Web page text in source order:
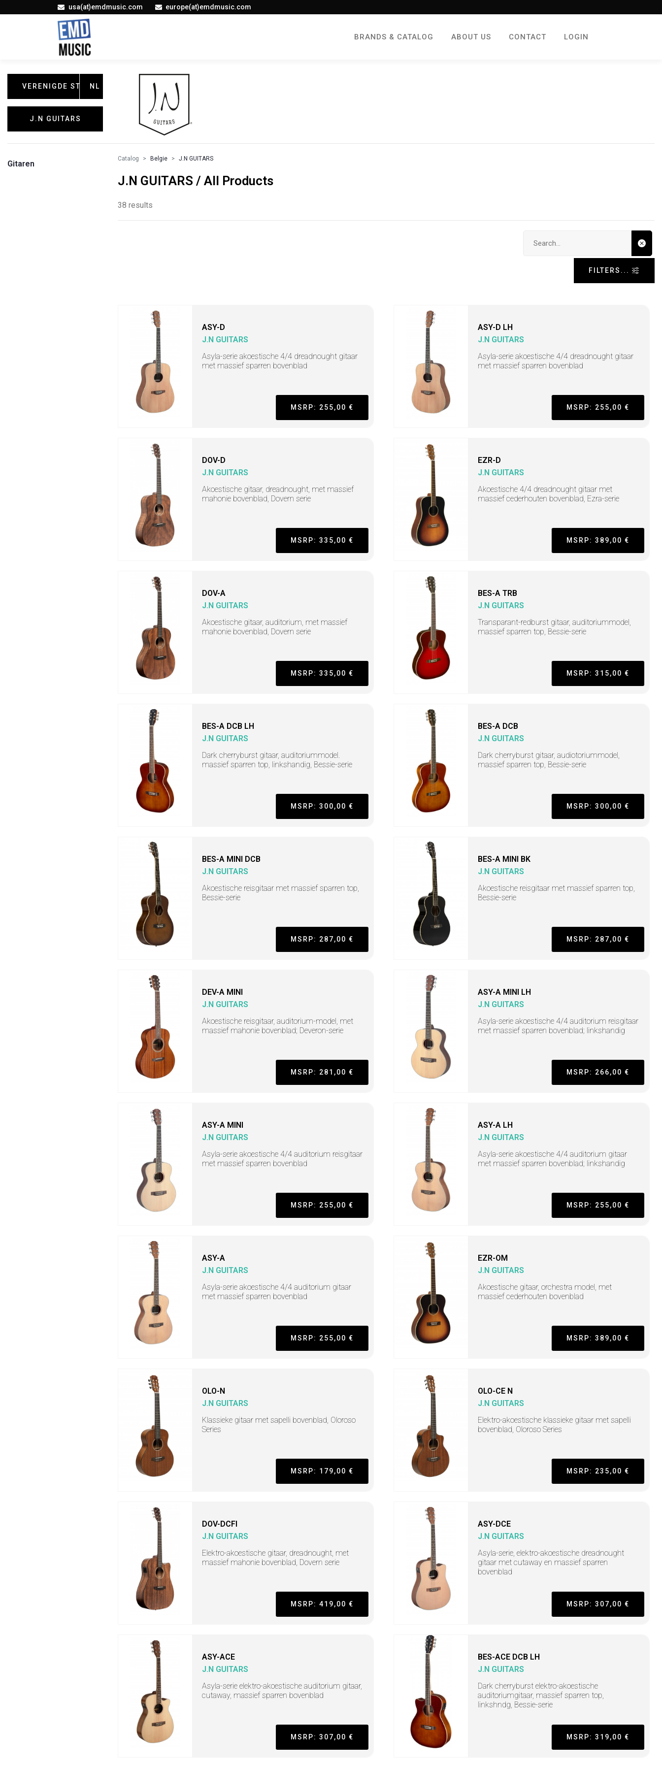
usa(at)emdmusic.com europe(at)emdmusic.com
BRANDS & CATALOG ABOUT US CONTACT LOGIN
VERENIGDE STATEN
NL
J.N GUITARS
Gitaren
Catalog Belgie J.N GUITARS
J.N GUITARS / All Products
38 results
FILTERS...
ASY-D
J.N GUITARS
Asyla-serie akoestische 4/4 dreadnought gitaar
met massief sparren bovenblad
MSRP: 255,00 €
ASY-D LH
J.N GUITARS
Asyla-serie akoestische 4/4 dreadnought gitaar
met massief sparren bovenblad
MSRP: 255,00 €
DOV-D
J.N GUITARS
Akoestische gitaar, dreadnought, met massief
mahonie bovenblad, Dovern serie
MSRP: 335,00 €
EZR-D
J.N GUITARS
Akoestische 4/4 dreadnought gitaar met
massief cederhouten bovenblad, Ezra-serie
MSRP: 389,00 €
DOV-A
J.N GUITARS
Akoestische gitaar, auditorium, met massief
mahonie bovenblad, Dovern serie
MSRP: 335,00 €
BES-A TRB
J.N GUITARS
Transparant-redburst gitaar, auditoriummodel,
massief sparren top, Bessie-serie
MSRP: 315,00 €
BES-A DCB LH
J.N GUITARS
Dark cherryburst gitaar, auditoriummodel.
massief sparren top, linkshandig, Bessie-serie
MSRP: 300,00 €
BES-A DCB
J.N GUITARS
Dark cherryburst gitaar, audiotoriummodel,
massief sparren top, Bessie-serie
MSRP: 300,00 €
BES-A MINI DCB
J.N GUITARS
Akoestische reisgitaar met massief sparren top,
Bessie-serie
MSRP: 287,00 €
BES-A MINI BK
J.N GUITARS
Akoestische reisgitaar met massief sparren top,
Bessie-serie
MSRP: 287,00 €
DEV-A MINI
J.N GUITARS
Akoestische reisgitaar, auditorium-model, met
massief mahonie bovenblad; Deveron-serie
MSRP: 281,00 €
ASY-A MINI LH
J.N GUITARS
Asyla-serie akoestische 4/4 auditorium reisgitaar
met massief sparren bovenblad; linkshandig
MSRP: 266,00 €
ASY-A MINI
J.N GUITARS
Asyla-serie akoestische 4/4 auditorium reisgitaar
met massief sparren bovenblad
MSRP: 255,00 €
ASY-A LH
J.N GUITARS
Asyla-serie akoestische 4/4 auditorium gitaar
met massief sparren bovenblad; linkshandig
MSRP: 255,00 €
ASY-A
J.N GUITARS
Asyla-serie akoestische 4/4 auditorium gitaar
met massief sparren bovenblad
MSRP: 255,00 €
EZR-OM
J.N GUITARS
Akoestische gitaar, orchestra model, met
massief cederhouten bovenblad
MSRP: 389,00 €
OLO-N
J.N GUITARS
Klassieke gitaar met sapelli bovenblad, Oloroso
Series
MSRP: 179,00 €
OLO-CE N
J.N GUITARS
Elektro-akoestische klassieke gitaar met sapelli
bovenblad, Oloroso Series
MSRP: 235,00 €
DOV-DCFI
J.N GUITARS
Elektro-akoestische gitaar, dreadnought, met
massief mahonie bovenblad, Dovern serie
MSRP: 419,00 €
ASY-DCE
J.N GUITARS
Asyla-serie, elektro-akoestische dreadnought
gitaar met cutaway en massief sparren
bovenblad
MSRP: 307,00 €
ASY-ACE
J.N GUITARS
Asyla-serie elektro-akoestische auditorium gitaar,
cutaway, massief sparren bovenblad
MSRP: 307,00 €
BES-ACE DCB LH
J.N GUITARS
Dark cherryburst elektro-akoestische
auditoriumgitaar, massief sparren top,
linkshndg, Bessie-serie
MSRP: 319,00 €